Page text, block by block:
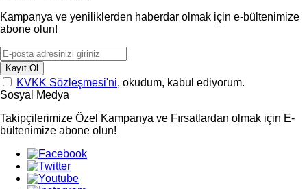
Kampanya ve yeniliklerden haberdar olmak için e-bültenimize
abone olun!
Kayıt Ol
KVKK Sözleşmesi'ni, okudum, kabul ediyorum.
Sosyal Medya
Takipçilerimize Özel Kampanya ve Fırsatlardan olmak için E-
bültenimize abone olun!